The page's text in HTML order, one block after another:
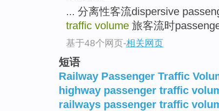
... 分离性客流dispersive
traffic volume 旅客流时
基于48个网页-相关网页
短语
Railway Passenger Traffic
highway passenger traffic
railways passenger traffic